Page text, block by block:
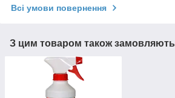
Всі умови повернення
З цим товаром також замовляють